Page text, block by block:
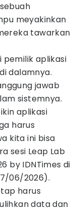
meyakinkan
tawarkan
pemilik aplikasi
dalamnya.
jawab
sistemnya.
aplikasi
harus
kita ini bisa
sesi Leap Lab
by IDNTimes di
06/2026).
harus
data dan